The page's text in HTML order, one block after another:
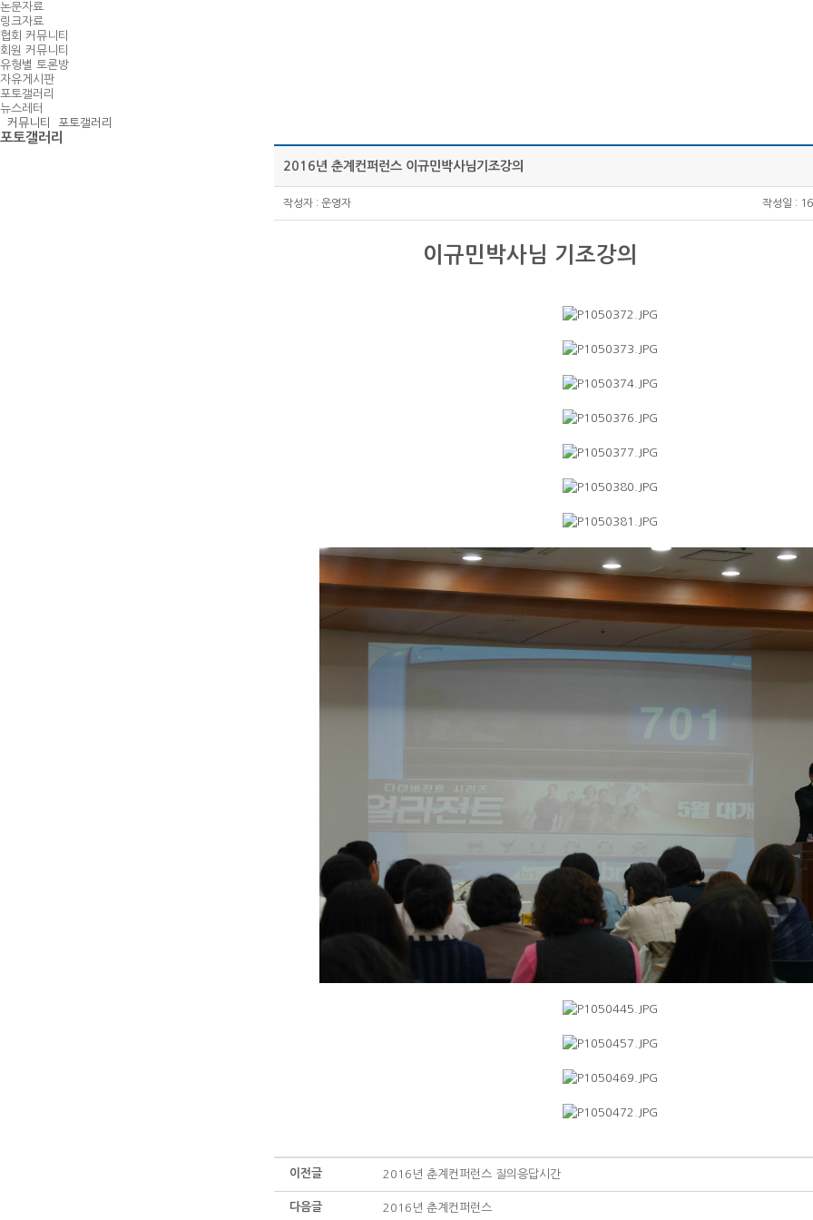
논문자료
링크자료
협회 커뮤니티
회원 커뮤니티
유형별 토론방
자유게시판
포토갤러리
뉴스레터
커뮤니티
포토갤러리
포토갤러리
2016년 춘계컨퍼런스 이규민박사님기조강의
작성자 : 운영자 작성일 :
이규민박사님 기조강의
이전글 2016년 춘계컨퍼런스 질의응답시간
다음글 2016년 춘계컨퍼런스